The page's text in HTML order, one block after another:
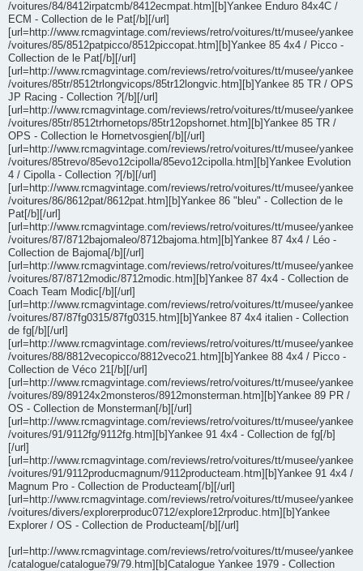
/voitures/84/8412irpatcmb/8412ecmpat.htm][b]Yankee Enduro 84x4C /
ECM - Collection de le Pat[/b][/url]
[url=http://www.rcmagvintage.com/reviews/retro/voitures/tt/musee/yankee
/voitures/85/8512patpicco/8512piccopat.htm][b]Yankee 85 4x4 / Picco -
Collection de le Pat[/b][/url]
[url=http://www.rcmagvintage.com/reviews/retro/voitures/tt/musee/yankee
/voitures/85tr/8512trlongvicops/85tr12longvic.htm][b]Yankee 85 TR / OPS
JP Racing - Collection ?[/b][/url]
[url=http://www.rcmagvintage.com/reviews/retro/voitures/tt/musee/yankee
/voitures/85tr/8512trhornetops/85tr12opshornet.htm][b]Yankee 85 TR /
OPS - Collection le Hornetvosgien[/b][/url]
[url=http://www.rcmagvintage.com/reviews/retro/voitures/tt/musee/yankee
/voitures/85trevo/85evo12cipolla/85evo12cipolla.htm][b]Yankee Evolution
4 / Cipolla - Collection ?[/b][/url]
[url=http://www.rcmagvintage.com/reviews/retro/voitures/tt/musee/yankee
/voitures/86/8612pat/8612pat.htm][b]Yankee 86 "bleu" - Collection de le
Pat[/b][/url]
[url=http://www.rcmagvintage.com/reviews/retro/voitures/tt/musee/yankee
/voitures/87/8712bajomaleo/8712bajoma.htm][b]Yankee 87 4x4 / Léo -
Collection de Bajoma[/b][/url]
[url=http://www.rcmagvintage.com/reviews/retro/voitures/tt/musee/yankee
/voitures/87/8712modic/8712modic.htm][b]Yankee 87 4x4 - Collection de
Coach Team Modic[/b][/url]
[url=http://www.rcmagvintage.com/reviews/retro/voitures/tt/musee/yankee
/voitures/87/87fg0315/87fg0315.htm][b]Yankee 87 4x4 italien - Collection
de fg[/b][/url]
[url=http://www.rcmagvintage.com/reviews/retro/voitures/tt/musee/yankee
/voitures/88/8812vecopicco/8812veco21.htm][b]Yankee 88 4x4 / Picco -
Collection de Véco 21[/b][/url]
[url=http://www.rcmagvintage.com/reviews/retro/voitures/tt/musee/yankee
/voitures/89/89124x2monsteros/8912monsterman.htm][b]Yankee 89 PR /
OS - Collection de Monsterman[/b][/url]
[url=http://www.rcmagvintage.com/reviews/retro/voitures/tt/musee/yankee
/voitures/91/9112fg/9112fg.htm][b]Yankee 91 4x4 - Collection de fg[/b]
[/url]
[url=http://www.rcmagvintage.com/reviews/retro/voitures/tt/musee/yankee
/voitures/91/9112producmagnum/9112producteam.htm][b]Yankee 91 4x4 /
Magnum Pro - Collection de Producteam[/b][/url]
[url=http://www.rcmagvintage.com/reviews/retro/voitures/tt/musee/yankee
/voitures/divers/explorerproduc0712/explore12rproduc.htm][b]Yankee
Explorer / OS - Collection de Producteam[/b][/url]
[url=http://www.rcmagvintage.com/reviews/retro/voitures/tt/musee/yankee
/catalogue/catalogue79/79.htm][b]Catalogue Yankee 1979 - Collection